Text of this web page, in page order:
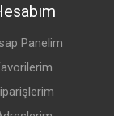
Panelim